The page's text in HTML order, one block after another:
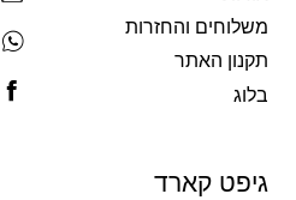
משלוחים והחזרות
תקנון האתר
בלוג
גיפט קארד